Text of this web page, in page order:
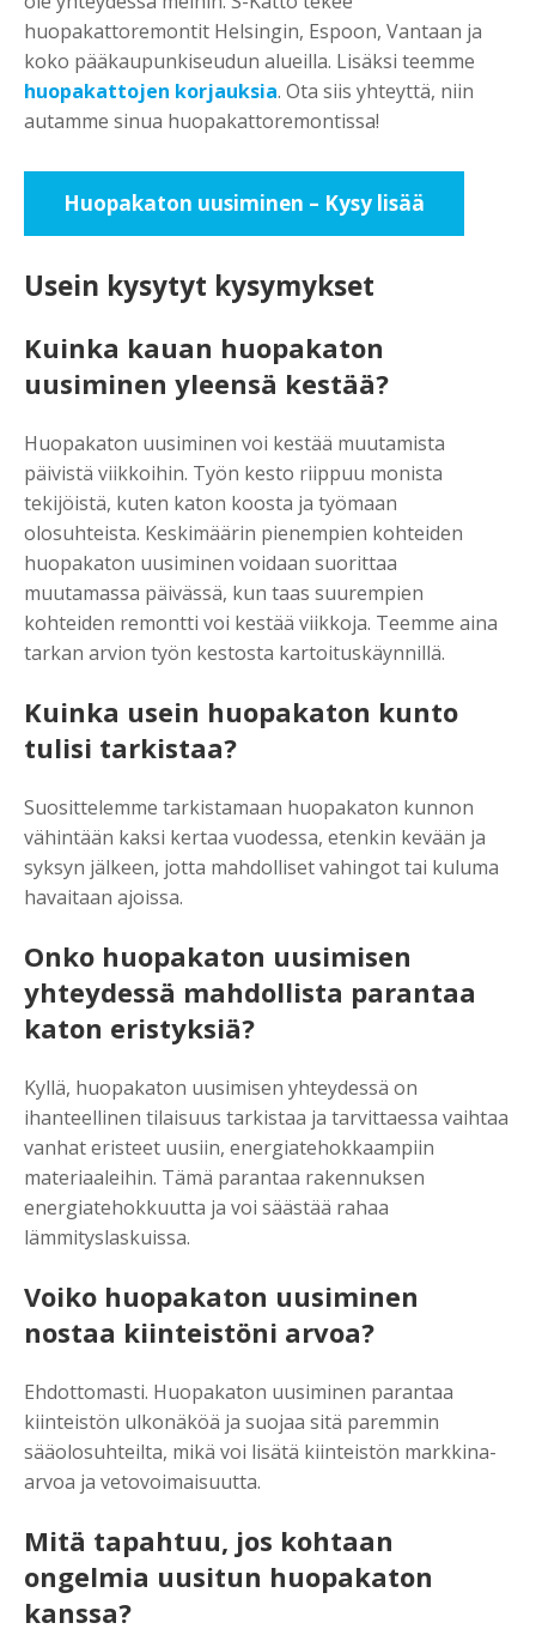
huopakattoremontit Helsingin, Espoon, Vantaan ja
koko pääkaupunkiseudun alueilla. Lisäksi teemme
huopakattojen korjauksia. Ota siis yhteyttä, niin
autamme sinua huopakattoremontissa!
Huopakaton uusiminen – Kysy lisää
Usein kysytyt kysymykset
Kuinka kauan huopakaton
uusiminen yleensä kestää?
Huopakaton uusiminen voi kestää muutamista
päivistä viikkoihin. Työn kesto riippuu monista
tekijöistä, kuten katon koosta ja työmaan
olosuhteista. Keskimäärin pienempien kohteiden
huopakaton uusiminen voidaan suorittaa
muutamassa päivässä, kun taas suurempien
kohteiden remontti voi kestää viikkoja. Teemme aina
tarkan arvion työn kestosta kartoituskäynnillä.
Kuinka usein huopakaton kunto
tulisi tarkistaa?
Suosittelemme tarkistamaan huopakaton kunnon
vähintään kaksi kertaa vuodessa, etenkin kevään ja
syksyn jälkeen, jotta mahdolliset vahingot tai kuluma
havaitaan ajoissa.
Onko huopakaton uusimisen
yhteydessä mahdollista parantaa
katon eristyksiä?
Kyllä, huopakaton uusimisen yhteydessä on
ihanteellinen tilaisuus tarkistaa ja tarvittaessa vaihtaa
vanhat eristeet uusiin, energiatehokkaampiin
materiaaleihin. Tämä parantaa rakennuksen
energiatehokkuutta ja voi säästää rahaa
lämmityslaskuissa.
Voiko huopakaton uusiminen
nostaa kiinteistöni arvoa?
Ehdottomasti. Huopakaton uusiminen parantaa
kiinteistön ulkonäköä ja suojaa sitä paremmin
sääolosuhteilta, mikä voi lisätä kiinteistön markkina-
arvoa ja vetovoimaisuutta.
Mitä tapahtuu, jos kohtaan
ongelmia uusitun huopakaton
kanssa?